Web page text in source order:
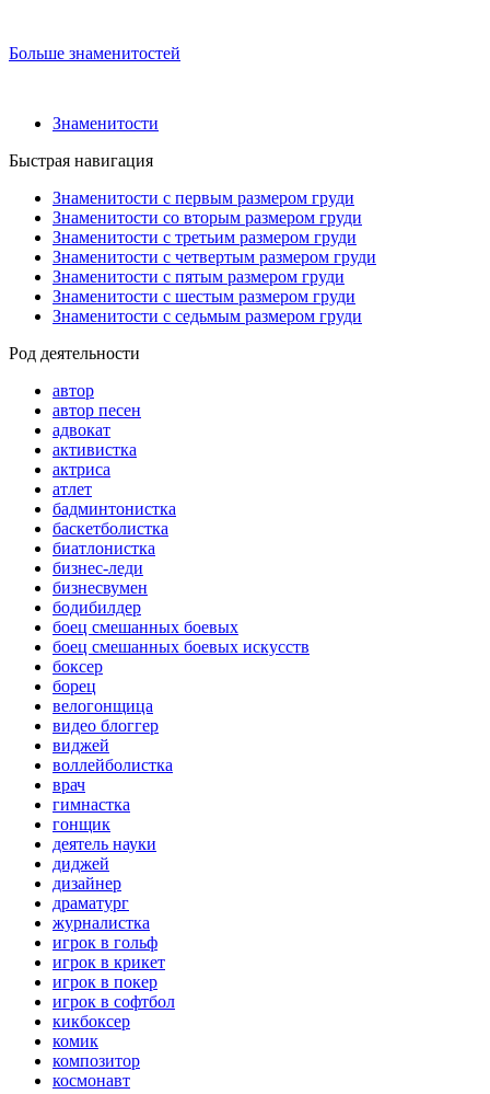
Больше знаменитостей
Знаменитости
Быстрая навигация
Знаменитости с первым размером груди
Знаменитости со вторым размером груди
Знаменитости с третьим размером груди
Знаменитости с четвертым размером груди
Знаменитости с пятым размером груди
Знаменитости с шестым размером груди
Знаменитости с седьмым размером груди
Род деятельности
автор
автор песен
адвокат
активистка
актриса
атлет
бадминтонистка
баскетболистка
биатлонистка
бизнес-леди
бизнесвумен
бодибилдер
боец смешанных боевых
боец смешанных боевых искусств
боксер
борец
велогонщица
видео блоггер
виджей
воллейболистка
врач
гимнастка
гонщик
деятель науки
диджей
дизайнер
драматург
журналистка
игрок в гольф
игрок в крикет
игрок в покер
игрок в софтбол
кикбоксер
комик
композитор
космонавт